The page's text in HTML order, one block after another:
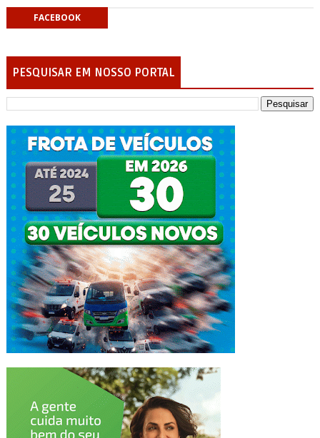
FACEBOOK
PESQUISAR EM NOSSO PORTAL